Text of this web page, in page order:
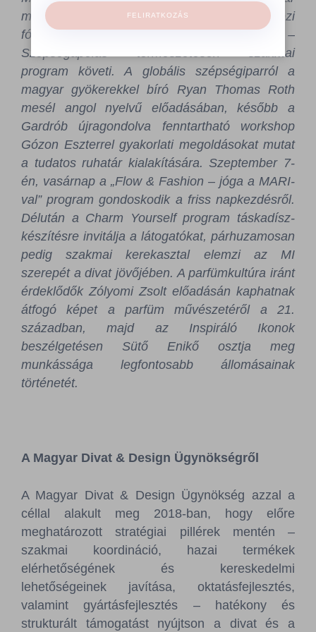
modellek nemzetközi tapasztalatait helyezi
fókuszba, amelyet a Zöldműhely –
Szépségápolás természetesen szakmai
program követi. A globális szépségiparról a
magyar gyökerekkel bíró Ryan Thomas Roth
mesél angol nyelvű előadásában, később a
Gardrób újragondolva fenntartható workshop
Gózon Eszterrel gyakorlati megoldásokat mutat
a tudatos ruhatár kialakítására. Szeptember 7-
én, vasárnap a „Flow & Fashion – jóga a MARI-
val” program gondoskodik a friss napkezdésről.
Délután a Charm Yourself program táskadísz-
készítésre invitálja a látogatókat, párhuzamosan
pedig szakmai kerekasztal elemzi az MI
szerepét a divat jövőjében. A parfümkultúra iránt
érdeklődők Zólyomi Zsolt előadásán kaphatnak
átfogó képet a parfüm művészetéről a 21.
században, majd az Inspiráló Ikonok
beszélgetésen Sütő Enikő osztja meg
munkássága legfontosabb állomásainak
történetét.
A Magyar Divat & Design Ügynökségről
A Magyar Divat & Design Ügynökség azzal a
céllal alakult meg 2018-ban, hogy előre
meghatározott stratégiai pillérek mentén –
szakmai koordináció, hazai termékek
elérhetőségének és kereskedelmi
lehetőségeinek javítása, oktatásfejlesztés,
valamint gyártásfejlesztés – hatékony és
strukturált támogatást nyújtson a divat és a
FELIRATKOZÁS